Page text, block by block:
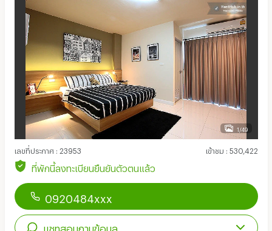
1/49
เลขที่ประกาศ : 23953 เข้าชม : 530,422
ที่พักนี้ลงทะเบียนยืนยันตัวตนแล้ว
0920484xxx
แชทสอบถามข้อมูล